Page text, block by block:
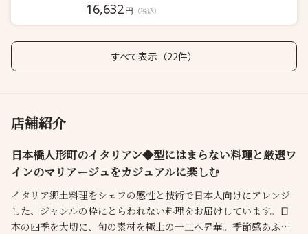
16,632円 （税込）
すべて表示（22件）
店舗紹介
日本橋人形町のイタリアン◆型にはまらない料理と厳選ワ
インのマリアージュをカジュアルに楽しむ
イタリア郷土料理をシェフの感性と技術で日本人向けにアレンジ
した、ジャンルの枠にとらわれない料理をお届けしています。日
本の四季を大切に、旬の素材を極上の一皿へ昇華。季節感あふれ